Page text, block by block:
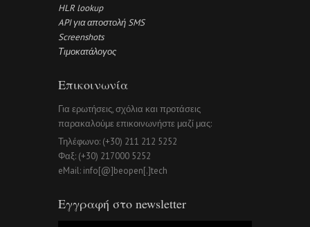
HLR lookup
API για αποστολή SMS
Screenshots
Τιμοκατάλογος
Επικοινωνία
Για ερωτήσεις, σχόλια και προτάσεις
παρακαλούμε επικοινωνήστε μαζί μας:
Τηλέφωνο: (+30) 211 212 5252
Φαξ: (+30) 217000 5252
eMail: info[@]beopen[.]tech
Εγγραφή στο newsletter